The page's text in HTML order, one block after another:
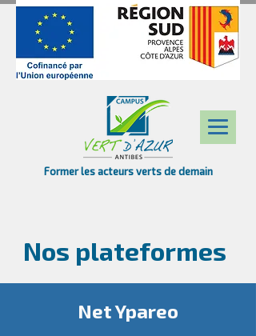
Former les acteurs verts de demain
Nos plateformes
Net Ypareo